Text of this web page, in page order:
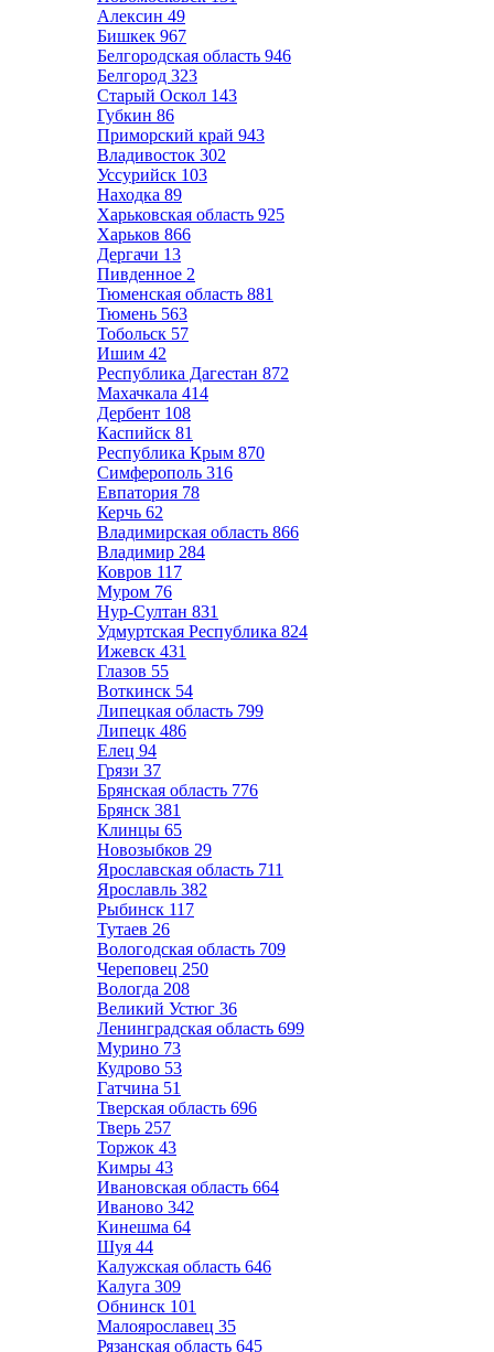
Алексин 49
Бишкек 967
Белгородская область 946
Белгород 323
Старый Оскол 143
Губкин 86
Приморский край 943
Владивосток 302
Уссурийск 103
Находка 89
Харьковская область 925
Харьков 866
Дергачи 13
Пивденное 2
Тюменская область 881
Тюмень 563
Тобольск 57
Ишим 42
Республика Дагестан 872
Махачкала 414
Дербент 108
Каспийск 81
Республика Крым 870
Симферополь 316
Евпатория 78
Керчь 62
Владимирская область 866
Владимир 284
Ковров 117
Муром 76
Нур-Султан 831
Удмуртская Республика 824
Ижевск 431
Глазов 55
Воткинск 54
Липецкая область 799
Липецк 486
Елец 94
Грязи 37
Брянская область 776
Брянск 381
Клинцы 65
Новозыбков 29
Ярославская область 711
Ярославль 382
Рыбинск 117
Тутаев 26
Вологодская область 709
Череповец 250
Вологда 208
Великий Устюг 36
Ленинградская область 699
Мурино 73
Кудрово 53
Гатчина 51
Тверская область 696
Тверь 257
Торжок 43
Кимры 43
Ивановская область 664
Иваново 342
Кинешма 64
Шуя 44
Калужская область 646
Калуга 309
Обнинск 101
Малоярославец 35
Рязанская область 645